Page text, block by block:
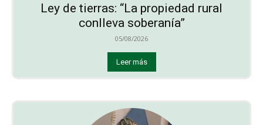
Ley de tierras: “La propiedad rural
conlleva soberanía”
05/08/2026
Leer más